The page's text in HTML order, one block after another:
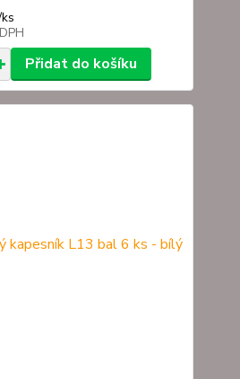
ks
Přidat do košíku